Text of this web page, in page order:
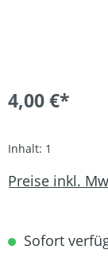
4,00 €*
Inhalt: 1
Preise inkl.
Sofort